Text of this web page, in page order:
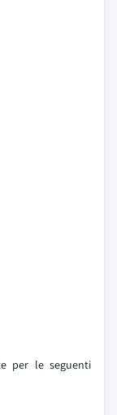
per le seguenti